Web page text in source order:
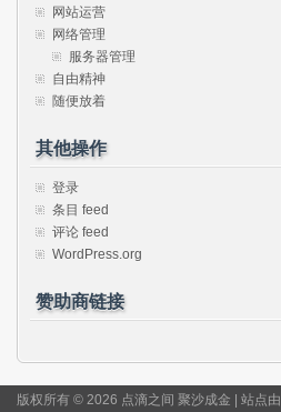
网站运营
网络管理
服务器管理
自由精神
随便放着
其他操作
登录
条目 feed
评论 feed
WordPress.org
赞助商链接
版权所有 © 2026 点滴之间 聚沙成金 | 站点由